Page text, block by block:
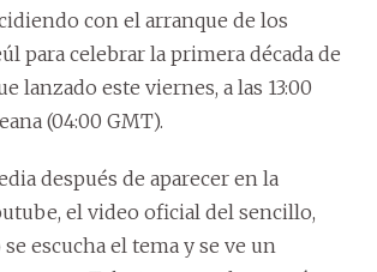
con el arranque de los
para celebrar la primera década de
lanzado este viernes, a las 13:00
(04:00 GMT).
después de aparecer en la
el video oficial del sencillo,
escucha el tema y se ve un